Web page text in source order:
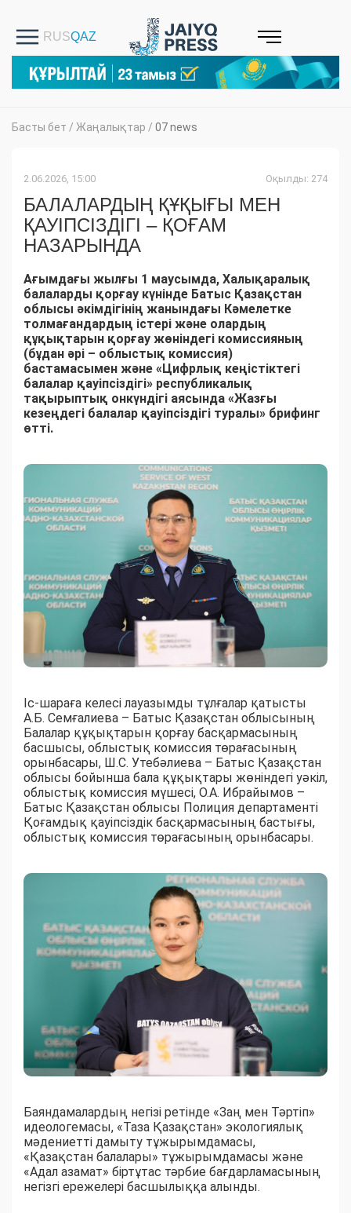
Басты бет / Жаңалықтар / 07 news
2.06.2026, 15:00 Оқылды: 274
БАЛАЛАРДЫҢ ҚҰҚЫҒЫ МЕН
ҚАУІПСІЗДІГІ – ҚОҒАМ
НАЗАРЫНДА
Ағымдағы жылғы 1 маусымда, Халықаралық
балаларды қорғау күнінде Батыс Қазақстан
облысы әкімдігінің жанындағы Кәмелетке
толмағандардың істері және олардың
құқықтарын қорғау жөніндегі комиссияның
(бұдан әрі – облыстық комиссия)
бастамасымен және «Цифрлық кеңістіктегі
балалар қауіпсіздігі» республикалық
тақырыптық онкүндігі аясында «Жазғы
кезеңдегі балалар қауіпсіздігі туралы» брифинг
өтті.
Іс-шараға келесі лауазымды тұлғалар қатысты
А.Б. Семғалиева – Батыс Қазақстан облысының
Балалар құқықтарын қорғау басқармасының
басшысы, облыстық комиссия төрағасының
орынбасары, Ш.С. Утебәлиева – Батыс Қазақстан
облысы бойынша бала құқықтары жөніндегі уәкіл,
облыстық комиссия мүшесі, О.А. Ибрайымов –
Батыс Қазақстан облысы Полиция департаменті
Қоғамдық қауіпсіздік басқармасының бастығы,
облыстық комиссия төрағасының орынбасары.
Баяндамалардың негізі ретінде «Заң мен Тәртіп»
идеологемасы, «Таза Қазақстан» экологиялық
мәдениетті дамыту тұжырымдамасы,
«Қазақстан балалары» тұжырымдамасы және
«Адал азамат» біртұтас тәрбие бағдарламасының
негізгі ережелері басшылыққа алынды.